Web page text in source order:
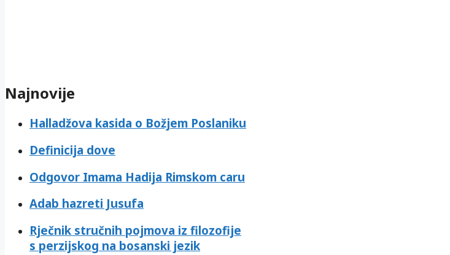
Najnovije
Halladžova kasida o Božjem Poslaniku
Definicija dove
Odgovor Imama Hadija Rimskom caru
Adab hazreti Jusufa
Rječnik stručnih pojmova iz filozofije
s perzijskog na bosanski jezik